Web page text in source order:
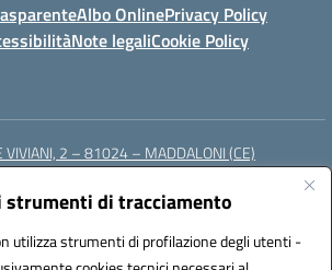
strumenti di tracciamento
utilizza strumenti di profilazione degli utenti -
Albo OnlinePrivacy Policy
Note legaliCookie Policy
VIVIANI, 2 – 81024 – MADDALONI (CE)
(PEC):ceic8av00r@pec.istruzione.it
CEIC8AV00R